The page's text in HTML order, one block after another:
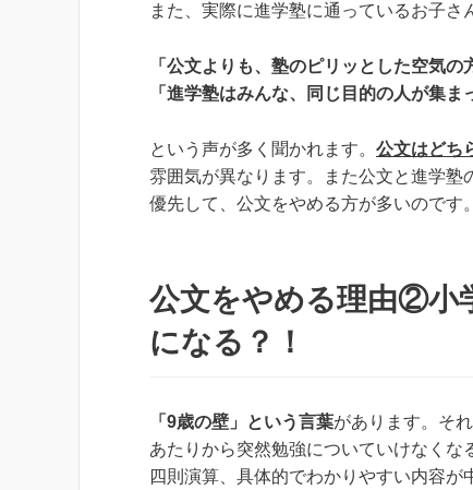
また、実際に進学塾に通っているお子さ
「公文よりも、塾のピリッとした空気の
「進学塾はみんな、同じ目的の人が集ま
という声が多く聞かれます。 公文はどち
雰囲気が異なります。また公文と進学
優先して、公文をやめる方が多いのです。
公文をやめる理由②小
になる？！
「9歳の壁」という言葉があります。そ
あたりから突然勉強についていけなく
四則演算、具体的でわかりやすい内容が